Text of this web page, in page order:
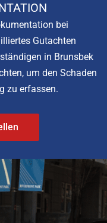
bei
Gutachten
in Brunsbek
um den Schaden
zu erfassen.